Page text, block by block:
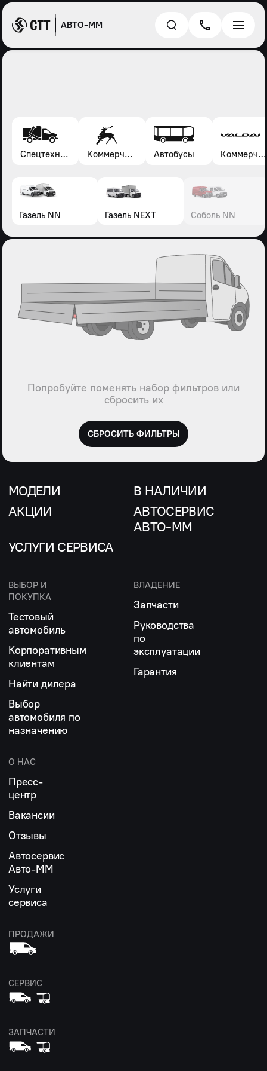
АВТО-ММ
Спецтехника* Коммерческие автомобили Газель, Соболь, Газон Автобусы Коммерческие автомобили Валдай
Газель NN Газель NEXT Соболь NN
Попробуйте поменять набор фильтров или
сбросить их
СБРОСИТЬ ФИЛЬТРЫ
МОДЕЛИ
В НАЛИЧИИ
АКЦИИ
АВТОСЕРВИС
АВТО-ММ
УСЛУГИ СЕРВИСА
ВЫБОР И
ПОКУПКА
Тестовый
автомобиль
Корпоративным
клиентам
Найти дилера
Выбор
автомобиля по
назначению
ВЛАДЕНИЕ
Запчасти
Руководства
по
эксплуатации
Гарантия
О НАС
Пресс-
центр
Вакансии
Отзывы
Автосервис
Авто-ММ
Услуги
сервиса
ПРОДАЖИ
СЕРВИС
ЗАПЧАСТИ